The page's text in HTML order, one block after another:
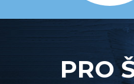
PRO